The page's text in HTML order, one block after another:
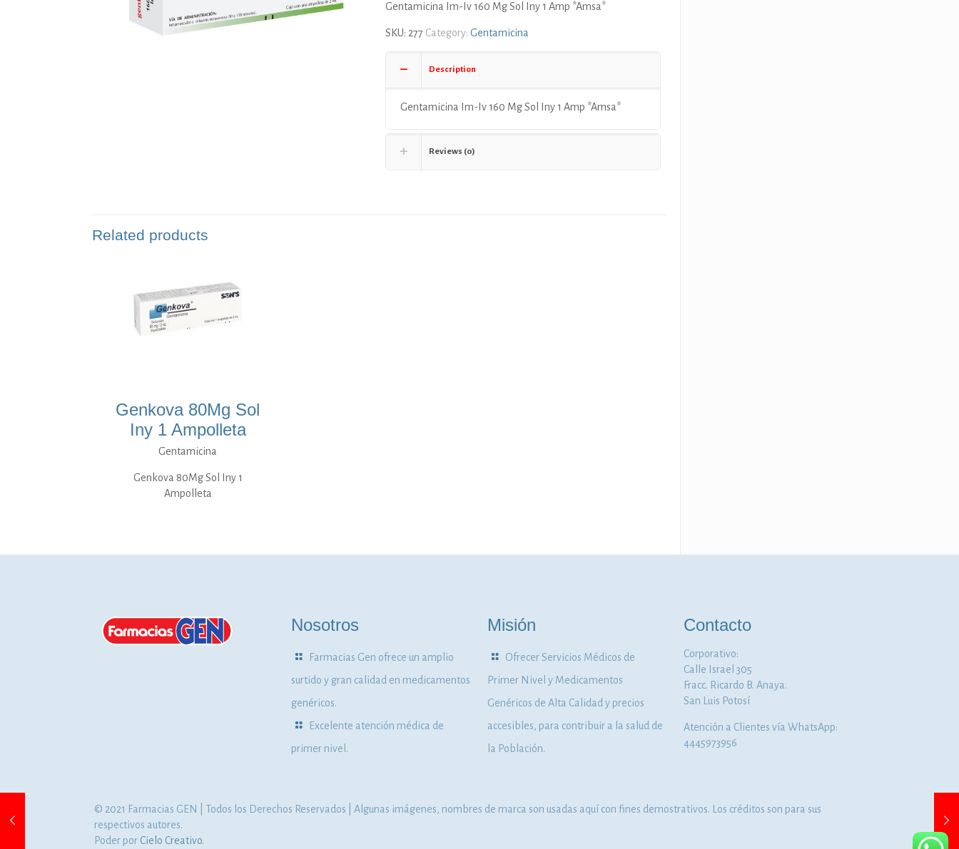
Gentamicina Im-Iv 160 Mg Sol Iny 1 Amp *Amsa*
SKU: 277 Category: Gentamicina
Description
Gentamicina Im-Iv 160 Mg Sol Iny 1 Amp *Amsa*
Reviews (0)
Related products
Genkova 80Mg Sol
Iny 1 Ampolleta
Gentamicina
Genkova 80Mg Sol Iny 1
Ampolleta
Nosotros
Farmacias Gen ofrece un amplio
surtido y gran calidad en medicamentos
genéricos.
Excelente atención médica de
primer nivel.
Misión
Ofrecer Servicios Médicos de
Primer Nivel y Medicamentos
Genéricos de Alta Calidad y precios
accesibles, para contribuir a la salud de
la Población.
Contacto
Corporativo:
Calle Israel 305
Fracc. Ricardo B. Anaya.
San Luis Potosí
Atención a Clientes vía WhatsApp:
4445973956
© 2021 Farmacias GEN | Todos los Derechos Reservados | Algunas imágenes, nombres de marca son usadas aquí con fines demostrativos. Los créditos son para sus
respectivos autores.
Poder por Cielo Creativo.